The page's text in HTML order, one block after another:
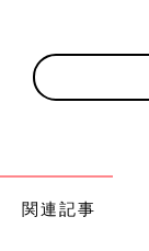
関連記事